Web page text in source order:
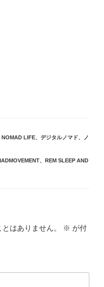
NOMAD LIFE、 デジタルノマド、
ノ
、 REM SLEEP AND
はありません。 ※ が付